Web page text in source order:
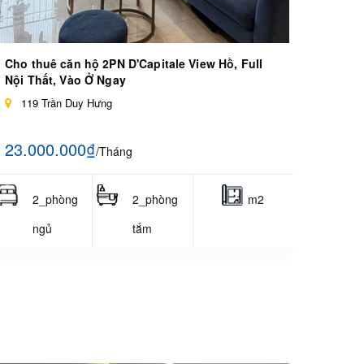
Cho thuê căn hộ 2PN D'Capitale View Hồ, Full
Nội Thất, Vào Ở Ngay
119 Trần Duy Hưng
23.000.000₫/Tháng
2_phòng
ngủ
2_phòng
tắm
m2